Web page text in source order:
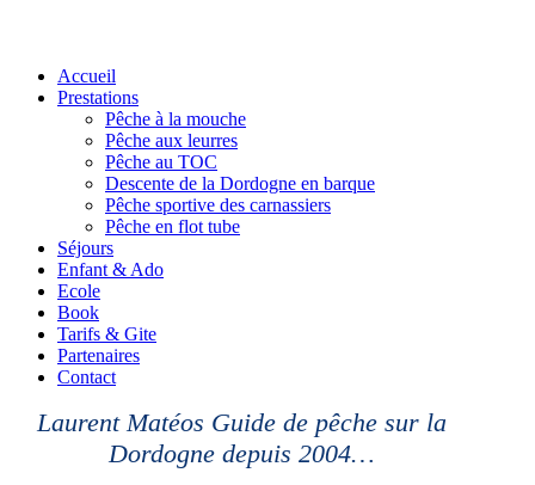
Accueil
Prestations
Pêche à la mouche
Pêche aux leurres
Pêche au TOC
Descente de la Dordogne en barque
Pêche sportive des carnassiers
Pêche en flot tube
Séjours
Enfant & Ado
Ecole
Book
Tarifs & Gite
Partenaires
Contact
Laurent Matéos Guide de pêche sur la
Dordogne depuis 2004…